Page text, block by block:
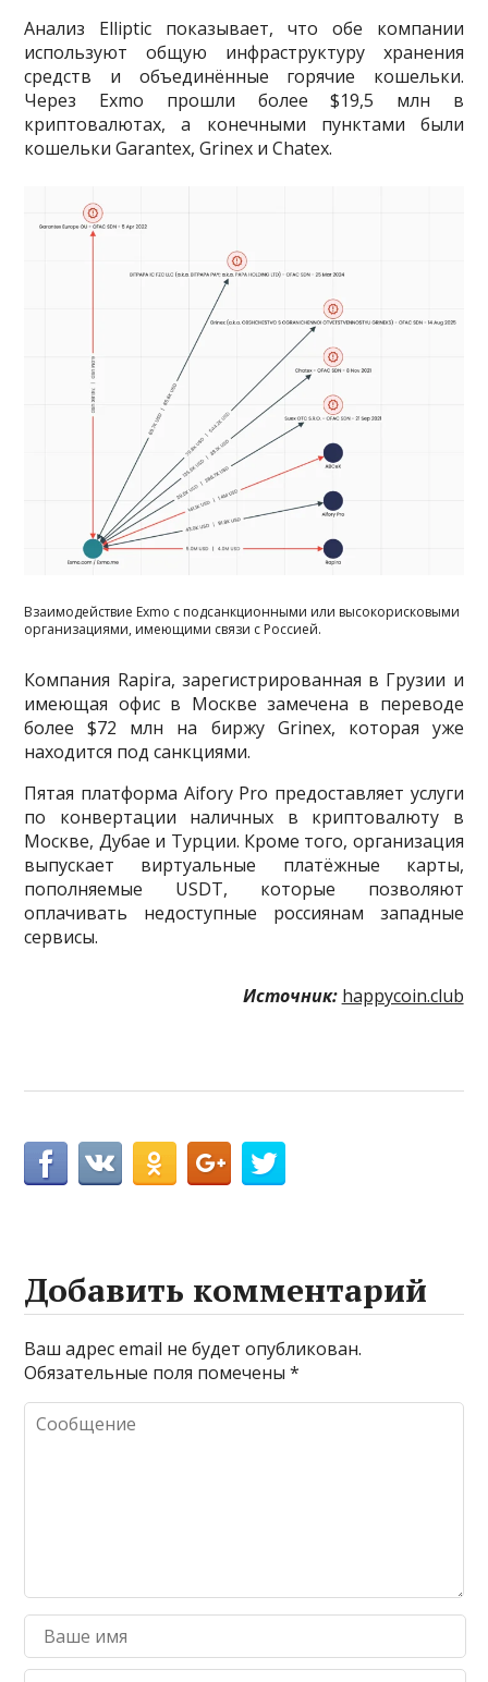
Анализ Elliptic показывает, что обе компании
используют общую инфраструктуру хранения
средств и объединённые горячие кошельки.
Через Exmo прошли более $19,5 млн в
криптовалютах, а конечными пунктами были
кошельки Garantex, Grinex и Chatex.
Взаимодействие Exmo с подсанкционными или высокорисковыми
организациями, имеющими связи с Россией.
Компания Rapira, зарегистрированная в Грузии и
имеющая офис в Москве замечена в переводе
более $72 млн на биржу Grinex, которая уже
находится под санкциями.
Пятая платформа Aifory Pro предоставляет услуги
по конвертации наличных в криптовалюту в
Москве, Дубае и Турции. Кроме того, организация
выпускает виртуальные платёжные карты,
пополняемые USDT, которые позволяют
оплачивать недоступные россиянам западные
сервисы.
Источник: happycoin.club
Добавить комментарий
Ваш адрес email не будет опубликован.
Обязательные поля помечены*